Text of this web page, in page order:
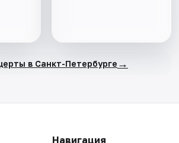
в Санкт-Петербурге →
Навигация